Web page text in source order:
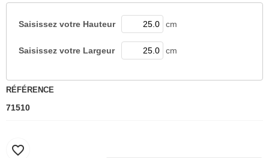
Saisissez votre Hauteur cm
Saisissez votre Largeur cm
RÉFÉRENCE
71510
favorite_border